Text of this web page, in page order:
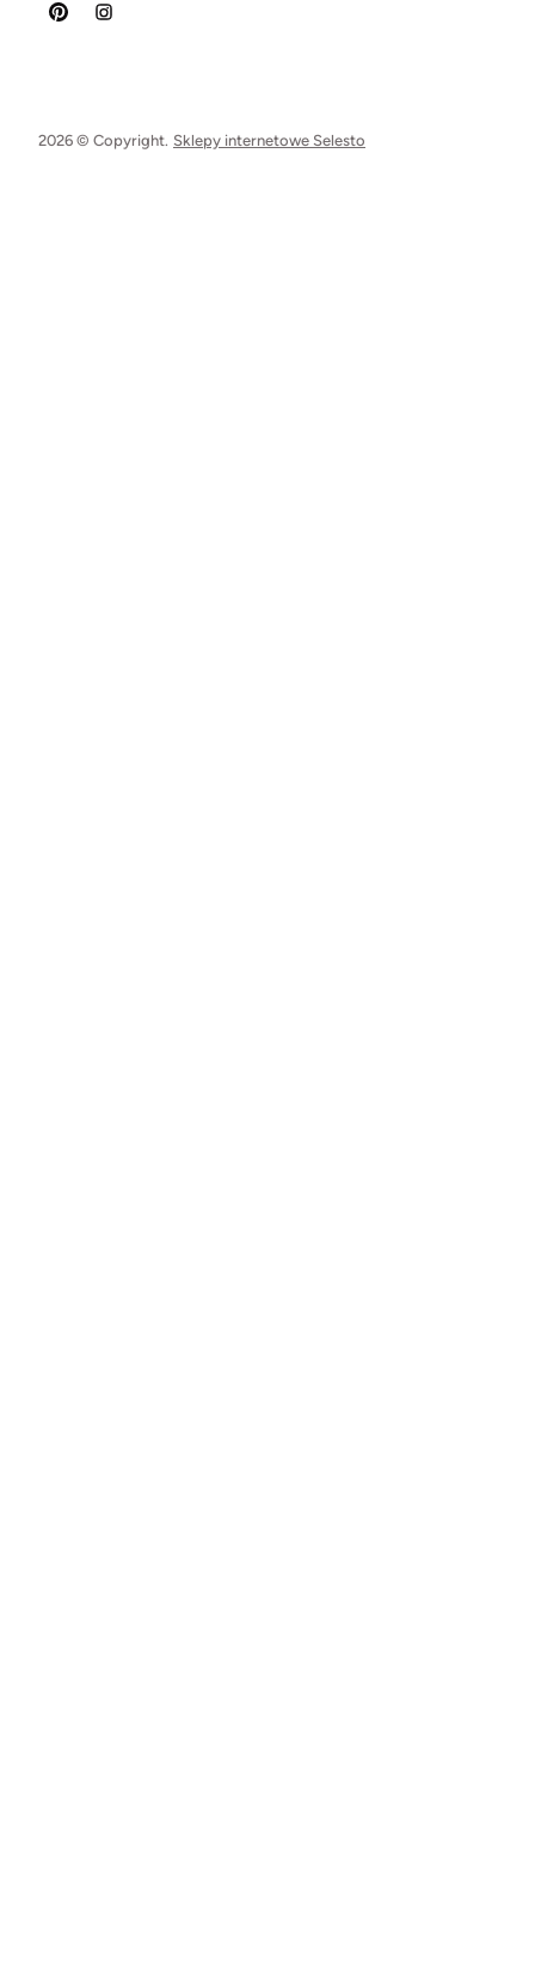
2026 © Copyright. Sklepy internetowe Selesto